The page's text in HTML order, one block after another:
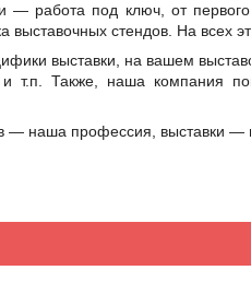
работа под ключ, от первого
выставочных стендов. На всех
выставки, на вашем
и т.п. Также, наша компания
— наша профессия, выставки